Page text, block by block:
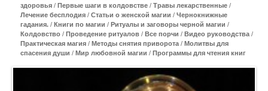
здоровья / Первые шаги в колдовстве / Травы лекарственные /
Лечение бесплодия / Статьи о женской магии / Чернокнижные
гадания. / Книги по магии / Ритуалы и заговоры черной магии /
Колдовство / Проведение ритуалов / Все порчи / Видео руководства /
Практическая магия / Методы снятия приворота / Молитвы для
спасения души / Мир любовной магии / Программы для чтения книг